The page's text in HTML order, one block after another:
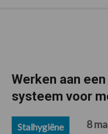
Werken aan
systeem voor
Stalhygiëne 8